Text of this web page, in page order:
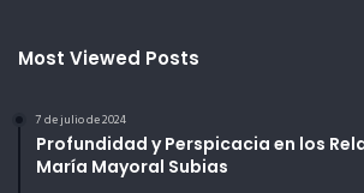
Most Viewed Posts
7 de julio de 2024
Profundidad y Perspicacia en los
María Mayoral Subias